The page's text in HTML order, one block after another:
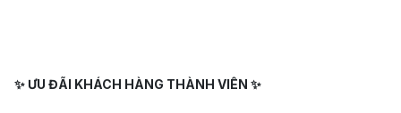
✨ ƯU ĐÃI KHÁCH HÀNG THÀNH VIÊN ✨